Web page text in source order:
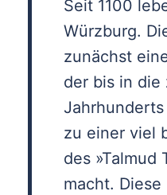
Seit 1100
Würzburg.
zunächst
der bis in die
zu einer viel
des »Talmud
macht.